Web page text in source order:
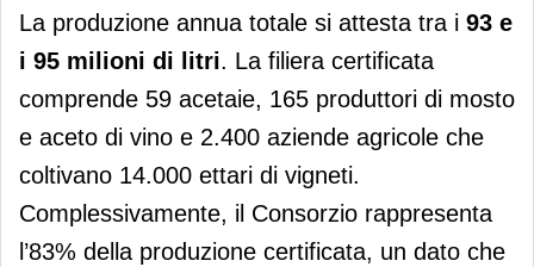
La produzione annua totale si attesta tra i 93 e
i 95 milioni di litri. La filiera certificata
comprende 59 acetaie, 165 produttori di mosto
e aceto di vino e 2.400 aziende agricole che
coltivano 14.000 ettari di vigneti.
Complessivamente, il Consorzio rappresenta
l’83% della produzione certificata, un dato che